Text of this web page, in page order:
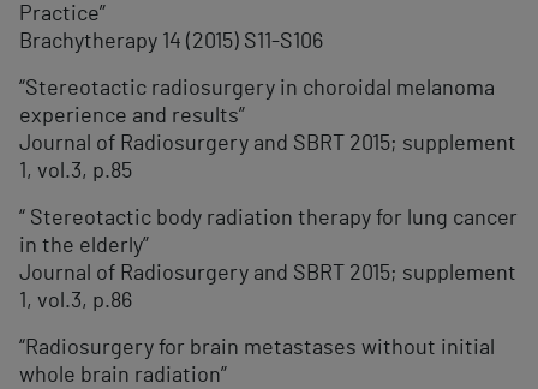
Practice”
Brachytherapy 14 (2015) S11-S106
“Stereotactic radiosurgery in choroidal melanoma
experience and results”
Journal of Radiosurgery and SBRT 2015; supplement
1, vol.3, p.85
“ Stereotactic body radiation therapy for lung cancer
in the elderly”
Journal of Radiosurgery and SBRT 2015; supplement
1, vol.3, p.86
“Radiosurgery for brain metastases without initial
whole brain radiation”